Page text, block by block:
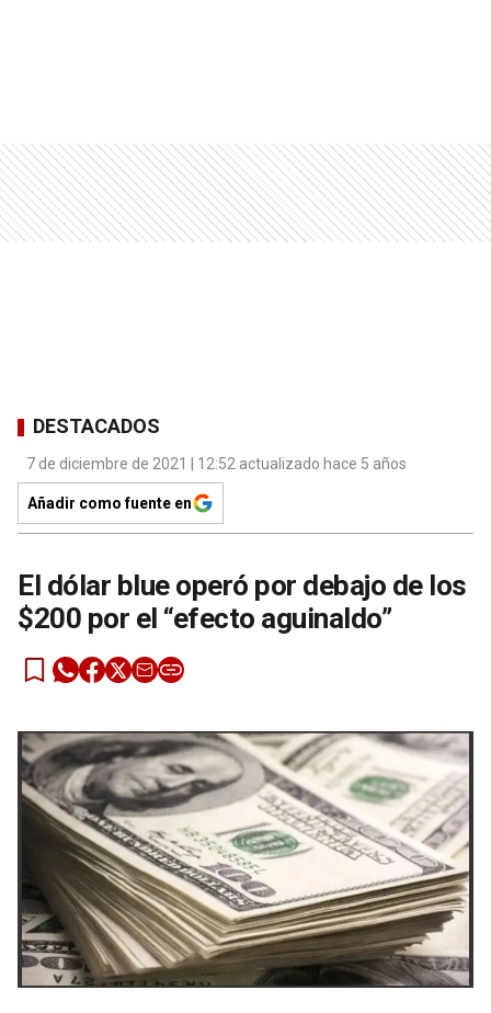
DESTACADOS
7 de diciembre de 2021 | 12:52 actualizado hace 5 años
Añadir como fuente en
El dólar blue operó por debajo de los
$200 por el “efecto aguinaldo”